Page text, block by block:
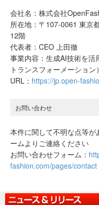
会社名：株式会社
所在地：〒107-0061 東京
12階
代表者：CEO 上田徹
事業内容：生成AI技術を活
トランスフォーメーション）
URL： https://jp.open-
お問い合わせ
本件に関して不明な点等
ームよりご連絡ください
お問い合わせフォーム：
fashion.com/pages/contact